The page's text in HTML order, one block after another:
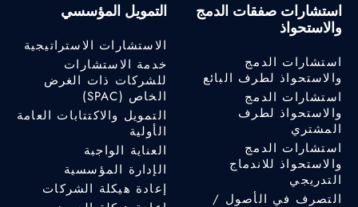
استشارات صفقات الدمج
والاستحواذ
استشارات الدمج
والاستحواذ لطرف البائع
استشارات الدمج
والاستحواذ لطرف
المشتري
استشارات الدمج
والاستحواذ للاندماج
التدريجي
التصرف في الأصول /
التمويل المؤسسي
الاستشارات الاستراتيجية
خدمة الاستشارات
للشركات ذات الغرض
الخاص (SPAC)
التمويل والاكتتابات العامة
الأولية
العناية الواجبة
الإدارة المؤسسية
إعادة هيكلة الشركات